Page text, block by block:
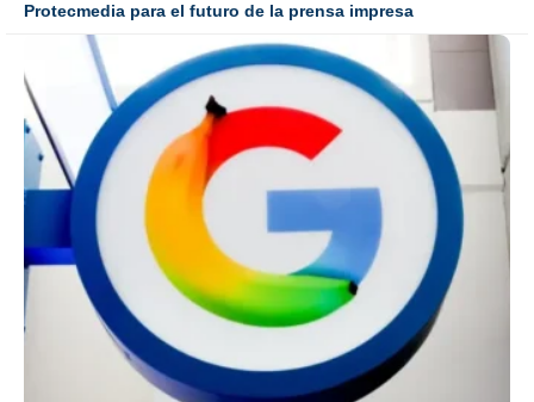
Protecmedia para el futuro de la prensa impresa